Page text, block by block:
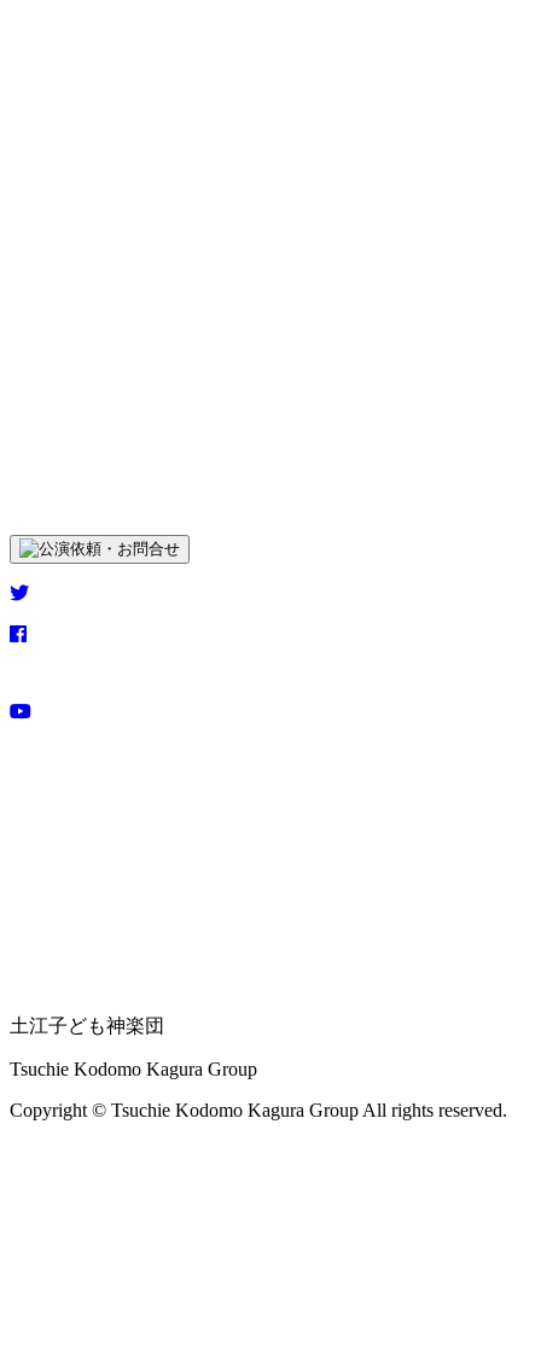
土江子ども神楽団
Tsuchie Kodomo Kagura Group
Copyright © Tsuchie Kodomo Kagura Group All rights reserved.